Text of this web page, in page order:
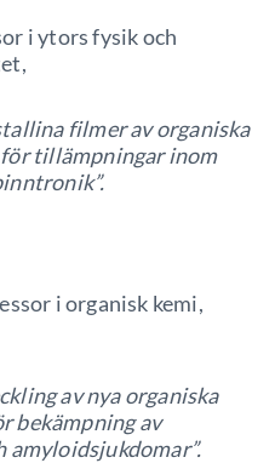
i ytors fysik och
filmer av organiska
tillämpningar inom
i organisk kemi,
av nya organiska
bekämpning av